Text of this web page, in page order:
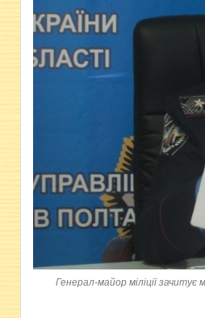
Генерал-майор міліції